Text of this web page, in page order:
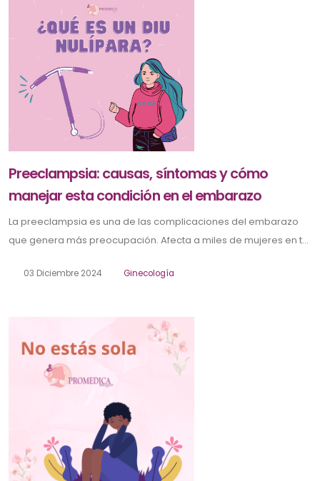
Preeclampsia: causas, síntomas y cómo
manejar esta condición en el embarazo
La preeclampsia es una de las complicaciones del embarazo
que genera más preocupación. Afecta a miles de mujeres en t...
03 Diciembre 2024 Ginecología